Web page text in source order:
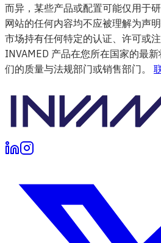
而异，某些产品或配置可能仅用于
网站的任何内容均不应被理解为声
市场持有任何特定的认证、许可或
INVAMED 产品在您所在国家的最
们的质量与法规部门或销售部门。